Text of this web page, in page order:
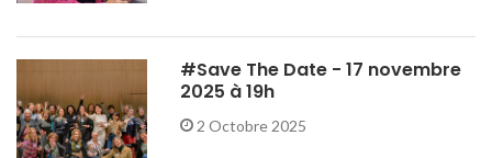
#Save The Date - 17 novembre
2025 à 19h
2 Octobre 2025